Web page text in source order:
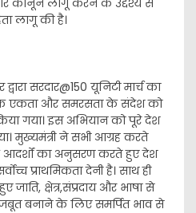
लागू की है।
सरदार@150 यूनिटी मार्च का
एकता और समरसता के संदेश को
गया। इस अभियान को पूरे देश
मुख्यमंत्री ने सभी आग्रह करते
का अनुसरण करते हुए देश
प्राथमिकता देनी है। साथ ही
जाति, क्षेत्र,संप्रदाय और भाषा से
बनाने के लिए समर्पित भाव से